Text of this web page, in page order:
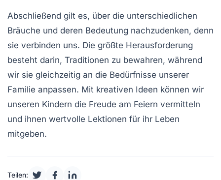
Abschließend gilt es, über die unterschiedlichen
Bräuche und deren Bedeutung nachzudenken, denn
sie verbinden uns. Die größte Herausforderung
besteht darin, Traditionen zu bewahren, während
wir sie gleichzeitig an die Bedürfnisse unserer
Familie anpassen. Mit kreativen Ideen können wir
unseren Kindern die Freude am Feiern vermitteln
und ihnen wertvolle Lektionen für ihr Leben
mitgeben.
Teilen: